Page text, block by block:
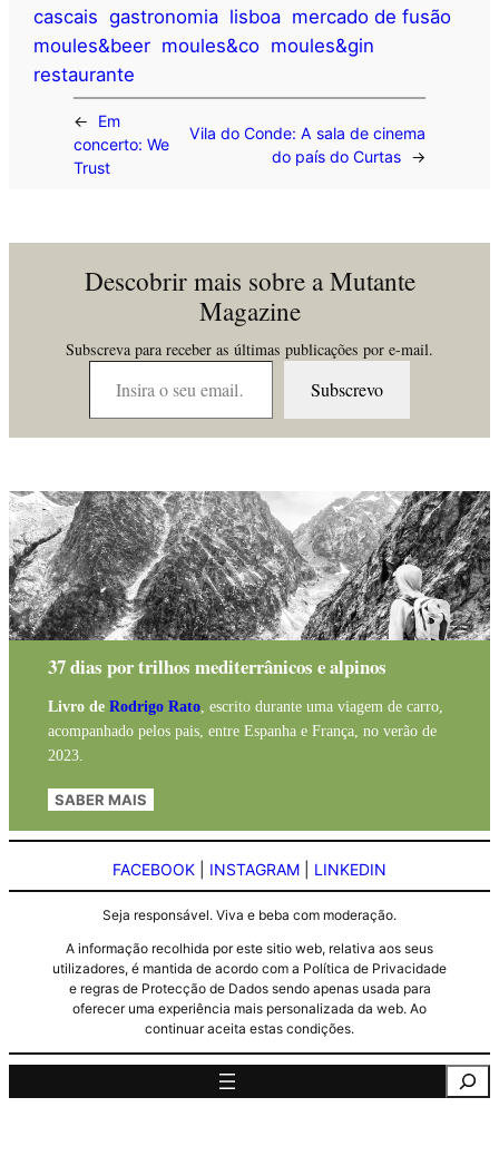
cascais gastronomia lisboa mercado de fusão
moules&beer moules&co moules&gin
restaurante
←
Em
concerto: We
Trust
Vila do Conde: A sala de cinema
do país do Curtas
→
Descobrir mais sobre a Mutante
Magazine
Subscreva para receber as últimas publicações por e-mail.
Insira o seu email…
Subscrevo
37 dias por trilhos mediterrânicos e alpinos
Livro de Rodrigo Rato, escrito durante uma viagem de carro,
acompanhado pelos pais, entre Espanha e França, no verão de
2023.
SABER MAIS
FACEBOOK INSTAGRAM LINKEDIN
Seja responsável. Viva e beba com moderação.
A informação recolhida por este sitio web, relativa aos seus
utilizadores, é mantida de acordo com a Política de Privacidade
e regras de Protecção de Dados sendo apenas usada para
oferecer uma experiência mais personalizada da web. Ao
continuar aceita estas condições.